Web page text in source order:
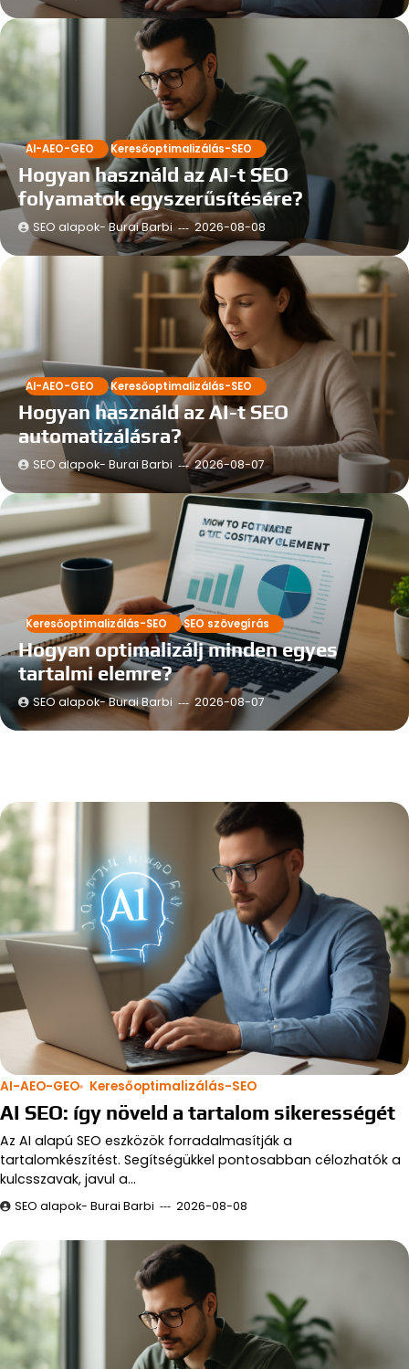
AI-AEO-GEO Keresőoptimalizálás-SEO
Hogyan használd az AI-t SEO
folyamatok egyszerűsítésére?
SEO alapok- Burai Barbi 2026-08-08
AI-AEO-GEO Keresőoptimalizálás-SEO
Hogyan használd az AI-t SEO
automatizálásra?
SEO alapok- Burai Barbi 2026-08-07
Keresőoptimalizálás-SEO SEO szövegírás
Hogyan optimalizálj minden egyes
tartalmi elemre?
SEO alapok- Burai Barbi 2026-08-07
AI-AEO-GEO Keresőoptimalizálás-SEO
AI SEO: így növeld a tartalom sikerességét
Az AI alapú SEO eszközök forradalmasítják a
tartalomkészítést. Segítségükkel pontosabban célozhatók a
kulcsszavak, javul a…
SEO alapok- Burai Barbi 2026-08-08